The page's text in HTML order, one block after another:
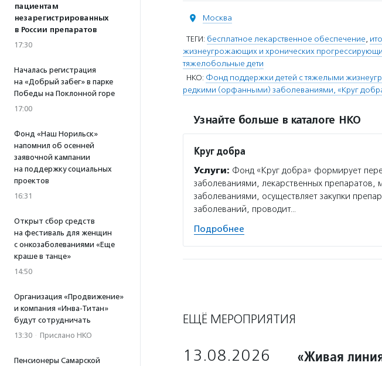
пациентам
незарегистрированных
в России препаратов
17:30
Началась регистрация
на «Добрый забег» в парке
Победы на Поклонной горе
17:00
Фонд «Наш Норильск»
напомнил об осенней
заявочной кампании
на поддержку социальных
проектов
16:31
Открыт сбор средств
на фестиваль для женщин
с онкозаболеваниями «Еще
краше в танце»
14:50
Организация «Продвижение»
и компания «Инва-Титан»
будут сотрудничать
13:30 · Прислано НКО
Пенсионеры Самарской
Москва
ТЕГИ: бесплатное лекарственное обеспечение,
жизнеугрожающих и хронических
тяжелобольные дети
НКО: Фонд поддержки детей с тяжелыми
редкими (орфанными) заболеваниями, «Круг
Узнайте больше в каталоге НКО
Круг добра
Услуги: Фонд «Круг добра» формирует
заболеваниями, лекарственных
заболеваниями, осуществляет закупки
заболеваний, проводит…
Подробнее
ЕЩЁ МЕРОПРИЯТИЯ
13.08.2026 «Живая